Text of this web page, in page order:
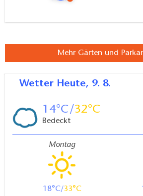
Mehr Gärten und
Wetter Heute, 9. 8.
14 32
Bedeckt
Montag
18 33